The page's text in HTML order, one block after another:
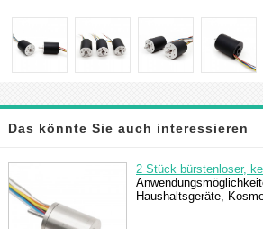
Das könnte Sie auch interessieren
2 Stück bürstenloser,
Haushaltsgeräte,